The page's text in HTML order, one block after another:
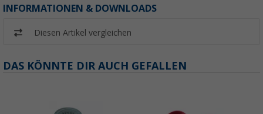
INFORMATIONEN & DOWNLOADS
Diesen Artikel vergleichen
DAS KÖNNTE DIR AUCH GEFALLEN